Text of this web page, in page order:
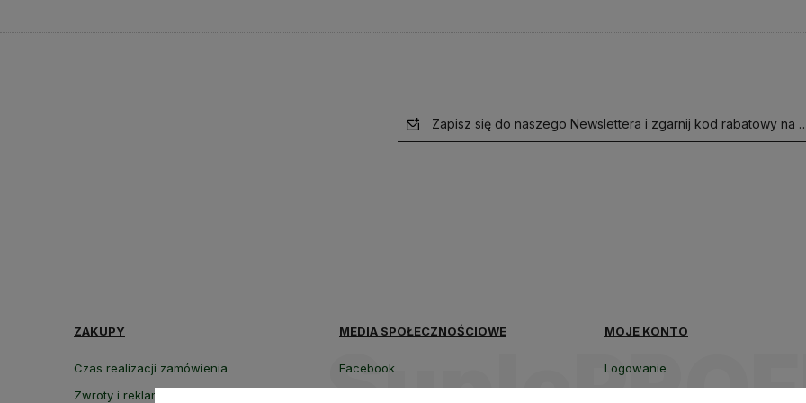
Zapisz się do naszego Newslettera i zgarnij kod rabatowy na
ZAKUPY
Czas realizacji zamówienia
Zwroty i reklamacje
MEDIA SPOŁECZNOŚCIOWE
Facebook
MOJE KONTO
Logowanie